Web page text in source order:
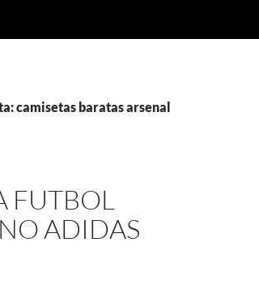
camisetas baratas arsenal
FUTBOL
ADIDAS